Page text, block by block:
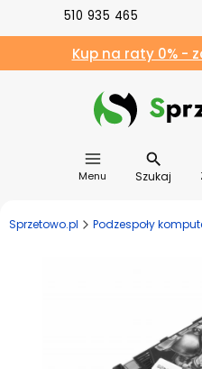
510 935 465
Kup na raty 0% -
Menu Szukaj
Sprzetowo.pl Podzespoły